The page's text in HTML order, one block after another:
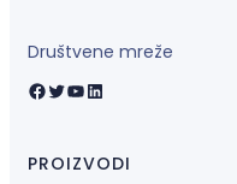
Društvene mreže
Facebook Twitter YouTube LinkedIn
PROIZVODI